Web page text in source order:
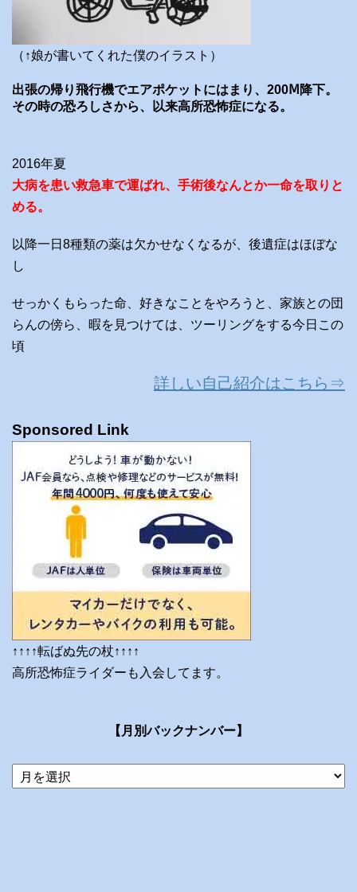
（↑娘が書いてくれた僕のイラスト）
出張の帰り飛行機でエアポケットにはまり、200Ⅿ降下。
その時の恐ろしさから、以来高所恐怖症になる。
2016年夏
大病を患い救急車で運ばれ、手術後なんとか一命を取りと
める。
以降一日8種類の薬は欠かせなくなるが、後遺症はほぼな
し
せっかくもらった命、好きなことをやろうと、家族との団
らんの傍ら、暇を見つけては、ツーリングをする今日この
頃
詳しい自己紹介はこちら⇒
Sponsored Link
↑↑↑↑転ばぬ先の杖↑↑↑↑
高所恐怖症ライダーも入会してます。
【月別バックナンバー】
当
ブ